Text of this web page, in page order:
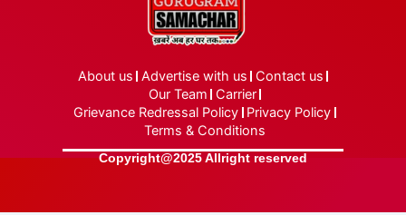
About us Advertise with us Contact us
Our Team Carrier
Grievance Redressal Policy Privacy Policy
Terms & Conditions
Copyright@2025 Allright reserved